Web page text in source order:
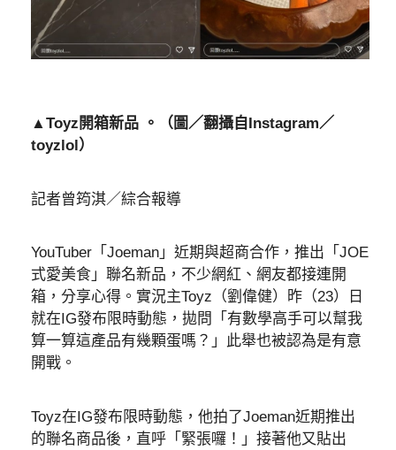
▲Toyz開箱新品 。（圖／翻攝自Instagram／
toyzlol）
記者曾筠淇／綜合報導
YouTuber「Joeman」近期與超商合作，推出「JOE
式愛美食」聯名新品，不少網紅、網友都接連開
箱，分享心得。實況主Toyz（劉偉健）昨（23）日
就在IG發布限時動態，拋問「有數學高手可以幫我
算一算這產品有幾顆蛋嗎？」此舉也被認為是有意
開戰。
Toyz在IG發布限時動態，他拍了Joeman近期推出
的聯名商品後，直呼「緊張囉！」接著他又貼出